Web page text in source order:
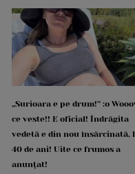
„Surioara e pe drum!” :o
ce veste!! E oficial! Îndrăgita
vedetă e din nou însărcinată,
40 de ani! Uite ce frumos a
anunțat!